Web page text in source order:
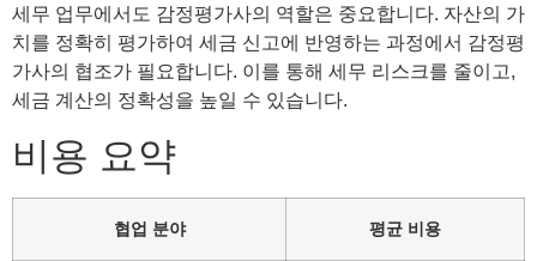
세무 업무에서도 감정평가사의 역할은 중요합니다. 자산의 가
치를 정확히 평가하여 세금 신고에 반영하는 과정에서 감정평
가사의 협조가 필요합니다. 이를 통해 세무 리스크를 줄이고,
세금 계산의 정확성을 높일 수 있습니다.
비용 요약
협업 분야 평균 비용